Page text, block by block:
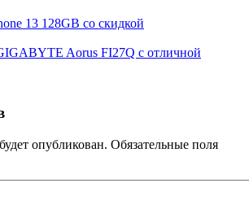
13 128GB со скидкой
Aorus FI27Q с отличной
опубликован. Обязательные поля